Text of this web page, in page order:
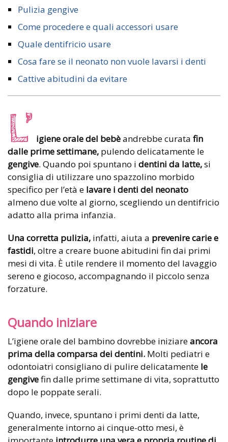
Pulizia gengive
Come procedere e quali accessori usare
Quale dentifricio usare
Cosa fare se il neonato non vuole lavarsi i denti
Cattive abitudini da evitare
L’ igiene orale del bebèandrebbe curata fin
dalle prime settimane, pulendo delicatamente le
gengive. Quando poi spuntano i dentini da latte,si
consiglia di utilizzare uno spazzolino morbido
specifico per l’età e lavare i denti del neonato
almeno due volte al giorno, scegliendo un dentifricio
adatto alla prima infanzia.
Una corretta pulizia, infatti, aiuta a prevenire carie e
fastidi, oltre a creare buone abitudini fin dai primi
mesi di vita. È utile rendere il momento del lavaggio
sereno e giocoso, accompagnando il piccolo senza
forzature.
Quando iniziare
L’igiene orale del bambino dovrebbe iniziareancora
prima della comparsa dei dentini. Molti pediatri e
odontoiatri consigliano di pulire delicatamente le
gengivefin dalle prime settimane di vita, soprattutto
dopo le poppate serali.
Quando, invece, spuntano i primi denti da latte,
generalmente intorno ai cinque-otto mesi, è